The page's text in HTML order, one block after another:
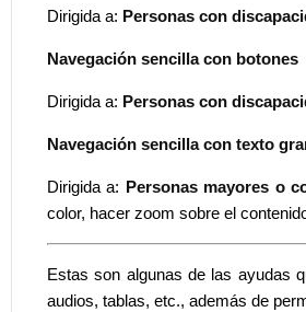
Dirigida a: Personas con
Navegación sencilla con botones
Dirigida a: Personas con
Navegación sencilla con texto
Dirigida a: Personas mayores o
color, hacer zoom sobre el
Estas son algunas de las ayudas
audios, tablas, etc., además de